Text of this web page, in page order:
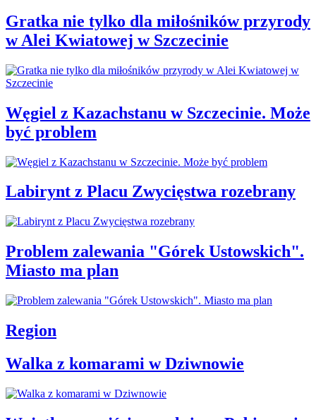
Gratka nie tylko dla miłośników przyrody
w Alei Kwiatowej w Szczecinie
Węgiel z Kazachstanu w Szczecinie. Może
być problem
Labirynt z Placu Zwycięstwa rozebrany
Problem zalewania "Górek Ustowskich".
Miasto ma plan
Region
Walka z komarami w Dziwnowie